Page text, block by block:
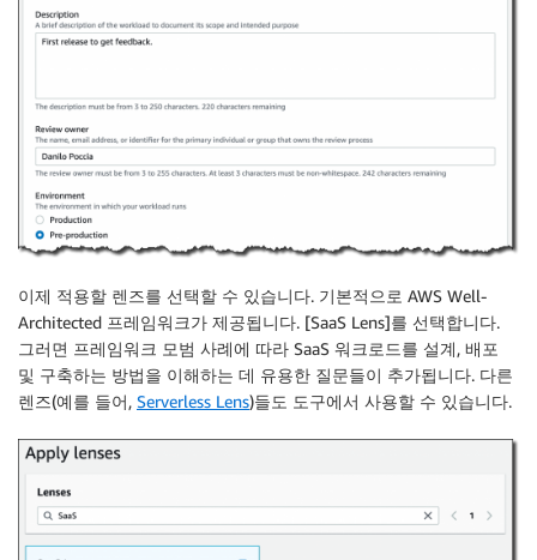
이제 적용할 렌즈를 선택할 수 있습니다. 기본적으로 AWS Well-
Architected 프레임워크가 제공됩니다. [SaaS Lens]를 선택합니다.
그러면 프레임워크 모범 사례에 따라 SaaS 워크로드를 설계, 배포
및 구축하는 방법을 이해하는 데 유용한 질문들이 추가됩니다. 다른
렌즈(예를 들어, Serverless Lens)들도 도구에서 사용할 수 있습니다.